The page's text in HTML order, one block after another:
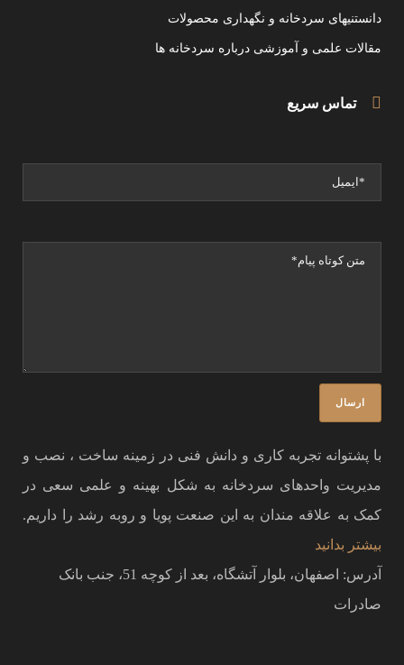
دانستنیهای سردخانه و نگهداری محصولات
مقالات علمی و آموزشی درباره سردخانه ها
تماس سریع
با پشتوانه تجربه کاری و دانش فنی در زمینه ساخت ، نصب و
مدیریت واحدهای سردخانه به شکل بهینه و علمی سعی در
کمک به علاقه مندان به این صنعت پویا و روبه رشد را داریم.
بیشتر بدانید
آدرس: اصفهان، بلوار آتشگاه، بعد از کوچه 51، جنب بانک
صادرات